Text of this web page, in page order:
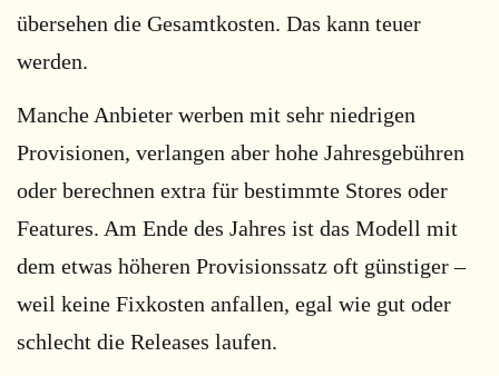
übersehen die Gesamtkosten. Das kann teuer
werden.
Manche Anbieter werben mit sehr niedrigen
Provisionen, verlangen aber hohe Jahresgebühren
oder berechnen extra für bestimmte Stores oder
Features. Am Ende des Jahres ist das Modell mit
dem etwas höheren Provisionssatz oft günstiger –
weil keine Fixkosten anfallen, egal wie gut oder
schlecht die Releases laufen.